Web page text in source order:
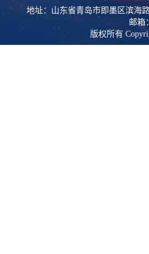
地址：山东省青岛市即墨区滨海
邮箱
版权所有